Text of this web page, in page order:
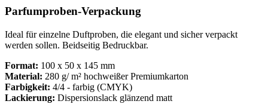
Parfumproben-Verpackung
Ideal für einzelne Duftproben, die elegant und sicher verpackt
werden sollen. Beidseitig Bedruckbar.
Format: 100 x 50 x 145 mm
Material: 280 g/ m² hochweißer Premiumkarton
Farbigkeit: 4/4 - farbig (CMYK)
Lackierung: Dispersionslack glänzend matt